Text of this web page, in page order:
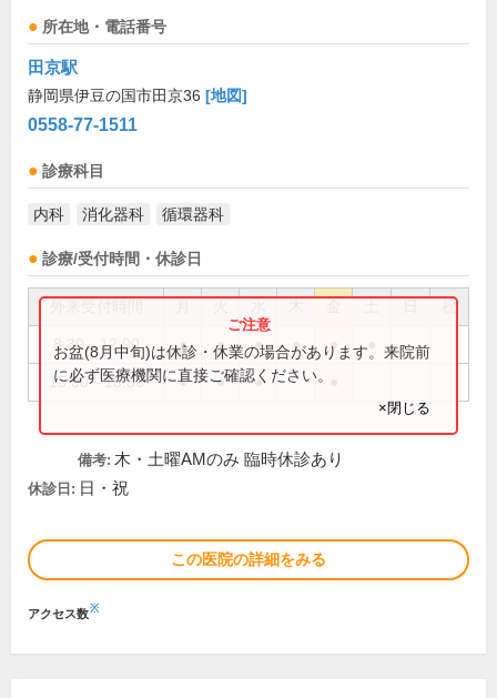
所在地・電話番号
田京駅
静岡県伊豆の国市田京36 [地図]
0558-77-1511
診療科目
内科 消化器科 循環器科
診療/受付時間・休診日
祝
8:30～12:00 ● ● ● ● ●
15:00～18:30 ● ● ●
お盆(8月中旬)は休診・休業の場合があります。来院前
に必ず医療機関に直接ご確認ください。
×閉じる
備考: 木・土曜AMのみ 臨時休診あり
休診日: 日・祝
この医院の詳細をみる
アクセス数※